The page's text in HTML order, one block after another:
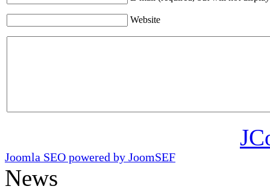
Website
Joomla SEO powered by JoomSEF
News